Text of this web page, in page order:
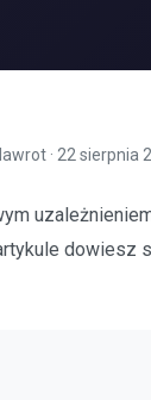
· 22 sierpnia
dowiesz